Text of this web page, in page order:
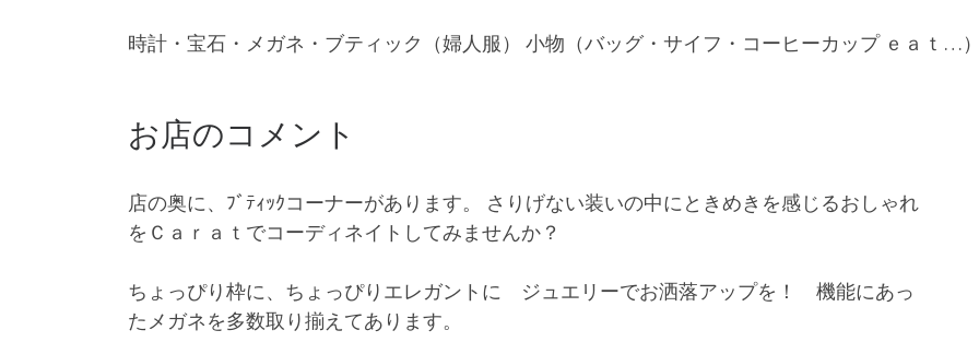
時計・宝石・メガネ・ブティック（婦人服） 小物（バッグ・サイフ・コーヒーカップ ｅａｔ…
お店のコメント
店の奥に、ﾌﾞﾃｨｯｸコーナーがあります。 さりげない装いの中にときめきを感じるおしゃれ
をＣａｒａｔでコーディネイトしてみませんか？
ちょっぴり枠に、ちょっぴりエレガントに ジュエリーでお洒落アップを！ 機能にあっ
たメガネを多数取り揃えてあります。